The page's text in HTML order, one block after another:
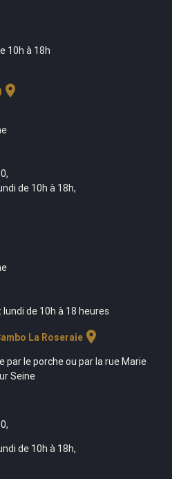
10h à 18h
location_on
de 10h à 18h,
de 10h à 18 heures
La Roseraielocation_on
par le porche ou par la rue Marie
Seine
de 10h à 18h,